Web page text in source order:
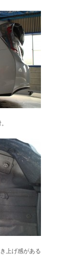
上げ感がある